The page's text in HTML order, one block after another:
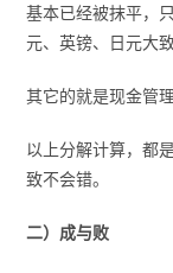
基本已经被抹平，
元、英镑、日元大
其它的就是现金管
以上分解计算，都
致不会错。
二）成与败